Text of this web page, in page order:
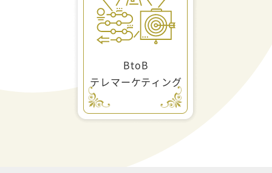
BtoB
テレマーケティング